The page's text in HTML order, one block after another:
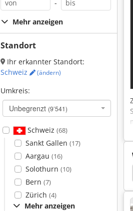
-
Mehr anzeigen
Standort
Ihr erkannter Standort:
Schweiz
(ändern)
Umkreis:
Unbegrenzt (9’541)
Schweiz (68)
Sankt Gallen (17)
Aargau (16)
Solothurn (10)
Bern (7)
Zürich (4)
Mehr anzeigen
Fasti Abkantbank Schechtl